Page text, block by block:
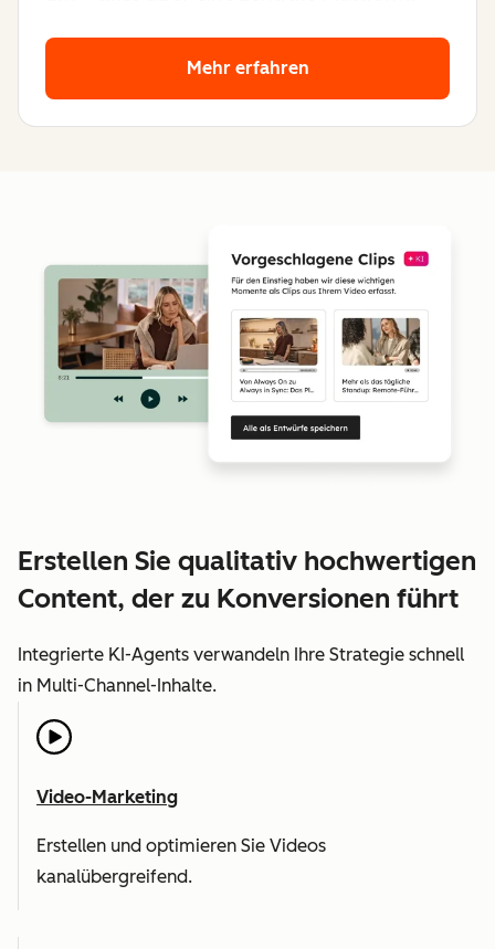
Mehr erfahren
Erstellen Sie qualitativ hochwertigen
Content, der zu Konversionen führt
Integrierte KI-Agents verwandeln Ihre Strategie schnell
in Multi-Channel-Inhalte.
Video-Marketing
Erstellen und optimieren Sie Videos
kanalübergreifend.